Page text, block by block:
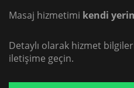
Masaj hizmetimi kendi
Detaylı olarak hizmet
iletişime geçin.